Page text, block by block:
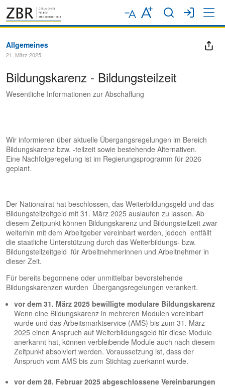
Allgemeines
21. März 2025
Bildungskarenz - Bildungsteilzeit
Wesentliche Informationen zur Abschaffung
Wir informieren über aktuelle Übergangsregelungen im Bereich
Bildungskarenz bzw. -teilzeit sowie bestehende Alternativen.
Eine Nachfolgeregelung ist im Regierungsprogramm für 2026
geplant.
Der Nationalrat hat beschlossen, das Weiterbildungsgeld und das
Bildungsteilzeitgeld mit 31. März 2025 auslaufen zu lassen. Ab
diesem Zeitpunkt können Bildungskarenz und Bildungsteilzeit zwar
weiterhin mit dem Arbeitgeber vereinbart werden, jedoch entfällt
die staatliche Unterstützung durch das Weiterbildungs- bzw.
Bildungsteilzeitgeld für Arbeitnehmerinnen und Arbeitnehmer in
dieser Zeit.
Für bereits begonnene oder unmittelbar bevorstehende
Bildungskarenzen wurden Übergangsregelungen verankert.
vor dem 31. März 2025 bewilligte modulare Bildungskarenz
Wenn eine Bildungskarenz in mehreren Modulen vereinbart
wurde und das Arbeitsmarktservice (AMS) bis zum 31. März
2025 einen Anspruch auf Weiterbildungsgeld für diese Module
anerkannt hat, können verbleibende Module auch nach diesem
Zeitpunkt absolviert werden. Voraussetzung ist, dass der
Anspruch vom AMS bis zum Stichtag zuerkannt wurde.
vor dem 28. Februar 2025 abgeschlossene Vereinbarungen